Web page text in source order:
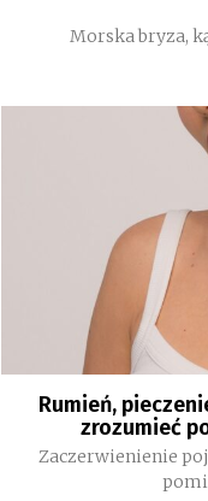
Morska bryza,
Rumień,
zrozumieć
Zaczerwienienie